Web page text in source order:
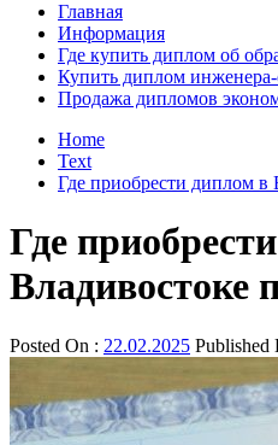
Главная
Информация
Где купить диплом об
Купить диплом
Продажа дипломов
Home
Text
Где приобрести диплом в
Где
Владивостоке
Posted On : 22.02.2025 Published